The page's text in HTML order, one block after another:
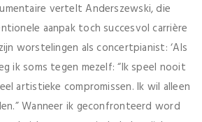
vertelt Anderszewski, die
aanpak toch succesvol carrière
worstelingen als concertpianist: ‘Als
ik soms tegen mezelf: “Ik speel nooit
artistieke compromissen. Ik wil alleen
Wanneer ik geconfronteerd word